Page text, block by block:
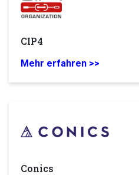
CIP4
Mehr erfahren >>
Conics